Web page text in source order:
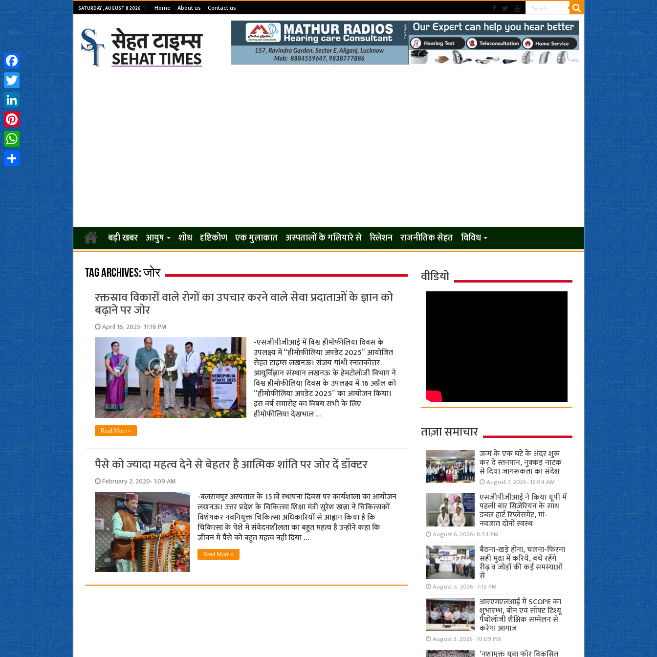
SATURDAY , AUGUST 8 2026 Home About us Contact us
बड़ी खबर आयुष शोध दृष्टिकोण एक मुलाकात अस्पतालों के गलियारे से रिलेशन राजनीतिक सेहत विविध
Tag Archives:जोर
रक्तस्राव विकारों वाले रोगों का उपचार करने वाले सेवा प्रदाताओं के ज्ञान को
बढ़ाने पर जोर
April 16, 2025- 11:16 PM
-एसजीपीजीआई में विश्व हीमोफीलिया दिवस के
उपलक्ष्य में “हीमोफीलिया अपडेट 2025” आयोजित
सेहत टाइम्स लखनऊ। संजय गांधी स्नातकोत्तर
आयुर्विज्ञान संस्थान लखनऊ के हेमटोलॉजी विभाग ने
विश्व हीमोफीलिया दिवस के उपलक्ष्य में 16 अप्रैल को
“हीमोफीलिया अपडेट 2025” का आयोजन किया।
इस वर्ष समारोह का विषय सभी के लिए
हीमोफीलिया देखभाल …
Read More »
पैसे को ज्‍यादा महत्‍व देने से बेहतर है आत्मिक शांति पर जोर दें डॉक्‍टर
February 2, 2020- 1:09 AM
-बलरामपुर अस्‍पताल के 151वें स्‍थापना दिवस पर कार्यशा‍ला का आयोजन
लखनऊ। उत्तर प्रदेश के चिकित्सा शिक्षा मंत्री सुरेश खन्ना ने चिकित्सकों
विशेषकर नवनियुक्त चिकित्सा अधिकारियों से आह्वान किया है कि
चिकित्सा के पेशे में संवेदनशीलता का बहुत महत्व है उन्होंने कहा कि
जीवन में पैसे को बहुत महत्व नहीं दिया …
Read More »
वीडियो
ताज़ा समाचार
जन्म के एक घंटे के अंदर शुरू
कर दें स्तनपान, नुक्कड़ नाटक
से दिया जागरूकता का संदेश
August 7, 2026- 12:04 AM
एसजीपीजीआई ने किया यूपी में
पहली बार सिजेरियन के साथ
डबल हार्ट रिप्लेसमेंट, मां-
नवजात दोनों स्वस्थ
August 6, 2026- 8:54 PM
बैठना-खड़े होना, चलना-फिरना
सही मुद्रा में करिये, बचे रहेंगे
रीढ़ व जोड़ों की कई समस्याओं
से
August 5, 2026- 7:15 PM
आरएमएलआई में SCOPE का
शुभारम्भ, बोन एवं सॉफ्ट टिश्यू
पैथोलॉजी शैक्षिक सम्मेलन से
करेगा आगाज
August 3, 2026- 10:09 PM
‘नशामुक्त युवा फॉर विकसित
Facebook
Twitter
LinkedIn
Pinterest
WhatsApp
Share